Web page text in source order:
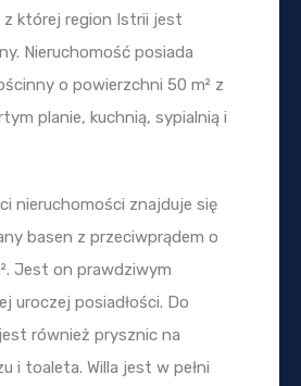
której region Istrii jest
Nieruchomość posiada
o powierzchni 50 m² z
planie, kuchnią, sypialnią i
nieruchomości znajduje się
basen z przeciwprądem o
Jest on prawdziwym
uroczej posiadłości. Do
również prysznic na
i toaleta. Willa jest w pełni